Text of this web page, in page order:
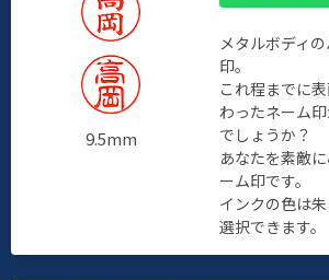
9.5mm
メタルボディ
印。
これ程までに
わったネーム
でしょうか？
あなたを素敵
ーム印です。
インクの色は
選択できます。